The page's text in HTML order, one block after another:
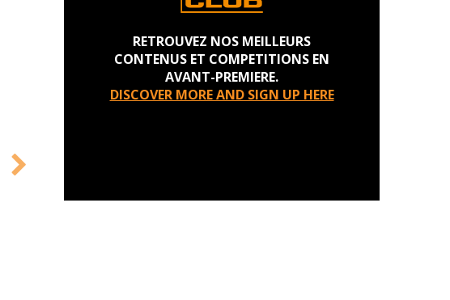
RETROUVEZ NOS MEILLEURS
CONTENUS ET COMPETITIONS EN
AVANT-PREMIERE.
DISCOVER MORE AND SIGN UP HERE